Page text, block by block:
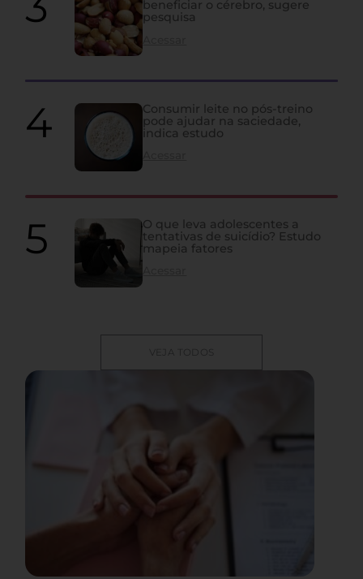
beneficiar o cérebro, sugere
pesquisa
Consumir leite no pós-treino
pode ajudar na saciedade,
indica estudo
O que leva adolescentes a
tentativas de suicídio? Estudo
mapeia fatores
VEJA TODOS